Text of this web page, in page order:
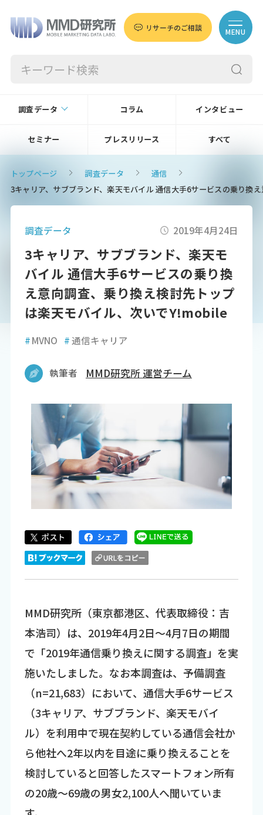
リサーチのご相談 MENU
調査データ コラム インタビュー
セミナー プレスリリース すべて
トップページ 調査データ
通信
3キャリア、サブブランド、楽天モバイル 通信大手6サービスの乗り
調査データ 2019年4月24日
3キャリア、サブブランド、楽天モ
バイル 通信大手6サービスの乗り換
え意向調査、乗り換え検討先トップ
は楽天モバイル、次いでY!mobile
#MVNO #通信キャリア
執筆者 MMD研究所 運営チーム
MMD研究所（東京都港区、代表取締役：吉
本浩司）は、2019年4月2日～4月7日の期間
で「2019年通信乗り換えに関する調査」を実
施いたしました。なお本調査は、予備調査
（n=21,683）において、通信大手6サービス
（3キャリア、サブブランド、楽天モバイ
ル）を利用中で現在契約している通信会社か
ら他社へ2年以内を目途に乗り換えることを
検討していると回答したスマートフォン所有
の20歳～69歳の男女2,100人へ聞いていま